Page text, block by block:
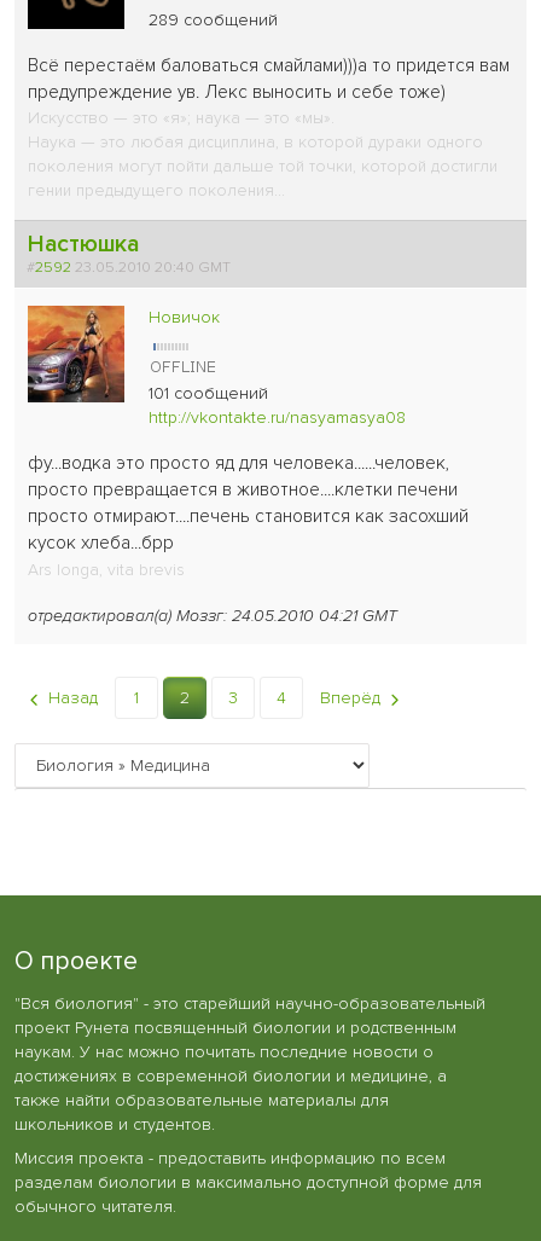
289 сообщений
Всё перестаём баловаться смайлами)))а то придется вам
предупреждение ув. Лекс выносить и себе тоже)
Искусство — это «я»; наука — это «мы».
Наука — это любая дисциплина, в которой дураки одного
поколения могут пойти дальше той точки, которой достигли
гении предыдущего поколения...
Настюшка
#2592 23.05.2010 20:40 GMT
Новичок
101 сообщений
http://vkontakte.ru/nasyamasya08
фу...водка это просто яд для человека......человек,
просто превращается в животное....клетки печени
просто отмирают....печень становится как засохший
кусок хлеба...брр
Ars longa, vita brevis
отредактировал(а) Моззг: 24.05.2010 04:21 GMT
Назад 1 2 3 4 Вперёд
О проекте
"Вся биология" - это старейший научно-образовательный
проект Рунета посвященный биологии и родственным
наукам. У нас можно почитать последние новости о
достижениях в современной биологии и медицине, а
также найти образовательные материалы для
школьников и студентов.
Миссия проекта - предоставить информацию по всем
разделам биологии в максимально доступной форме для
обычного читателя.